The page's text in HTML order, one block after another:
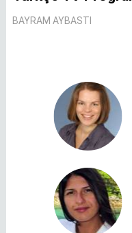
BAYRAM AYBASTI